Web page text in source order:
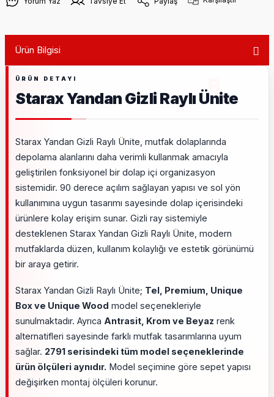
Ürün Bilgisi
Starax Yandan Gizli Raylı Ünite
Starax Yandan Gizli Raylı Ünite, mutfak dolaplarında
depolama alanlarını daha verimli kullanmak amacıyla
geliştirilen fonksiyonel bir dolap içi organizasyon
sistemidir. 90 derece açılım sağlayan yapısı ve sol yön
kullanımına uygun tasarımı sayesinde dolap içerisindeki
ürünlere kolay erişim sunar. Gizli ray sistemiyle
desteklenen Starax Yandan Gizli Raylı Ünite, modern
mutfaklarda düzen, kullanım kolaylığı ve estetik görünümü
bir araya getirir.
Starax Yandan Gizli Raylı Ünite; Tel, Premium, Unique
Box ve Unique Wood model seçenekleriyle
sunulmaktadır. Ayrıca Antrasit, Krom ve Beyaz renk
alternatifleri sayesinde farklı mutfak tasarımlarına uyum
sağlar. 2791 serisindeki tüm model seçeneklerinde
ürün ölçüleri aynıdır. Model seçimine göre sepet yapısı
değişirken montaj ölçüleri korunur.